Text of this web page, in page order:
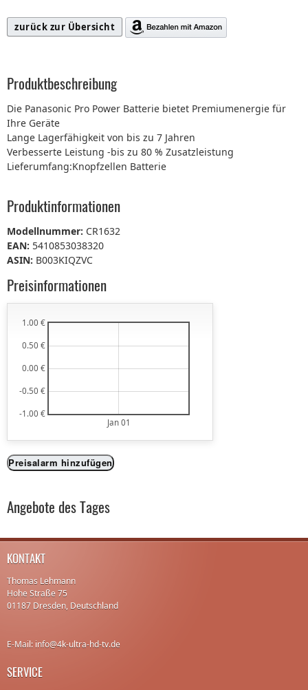
zurück zur Übersicht
Produktbeschreibung
Die Panasonic Pro Power Batterie bietet Premiumenergie für
Ihre Geräte
Lange Lagerfähigkeit von bis zu 7 Jahren
Verbesserte Leistung -bis zu 80 % Zusatzleistung
Lieferumfang:Knopfzellen Batterie
Produktinformationen
Modellnummer: CR1632
EAN: 5410853038320
ASIN: B003KIQZVC
Preisinformationen
Jan 01
-1.00 €
-0.50 €
0.00 €
0.50 €
1.00 €
Preisalarm hinzufügen
Angebote des Tages
KONTAKT
Thomas Lehmann
Hohe Straße 75
01187 Dresden, Deutschland
E-Mail: info@4k-ultra-hd-tv.de
SERVICE